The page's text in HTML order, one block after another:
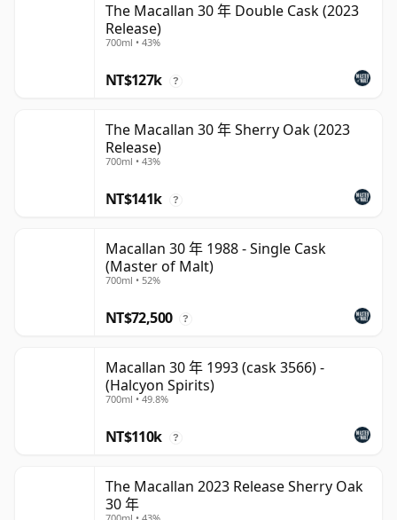
The Macallan 30 年 Double Cask (2023
Release)
700ml • 43%
NT$127k ?
The Macallan 30 年 Sherry Oak (2023
Release)
700ml • 43%
NT$141k ?
Macallan 30 年 1988 - Single Cask
(Master of Malt)
700ml • 52%
NT$72,500 ?
Macallan 30 年 1993 (cask 3566) -
(Halcyon Spirits)
700ml • 49.8%
NT$110k ?
The Macallan 2023 Release Sherry Oak
30 年